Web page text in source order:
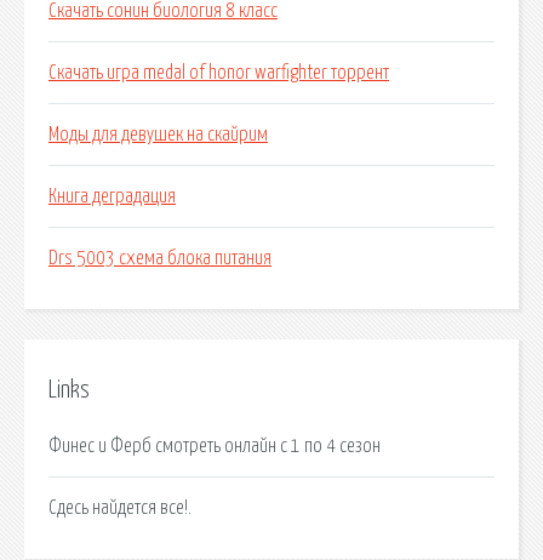
Скачать сонин биология 8 класс
Скачать игра medal of honor warfighter торрент
Моды для девушек на скайрим
Книга деградация
Drs 5003 схема блока питания
Links
Финес и Ферб смотреть онлайн с 1 по 4 сезон
Сдесь найдется все!.